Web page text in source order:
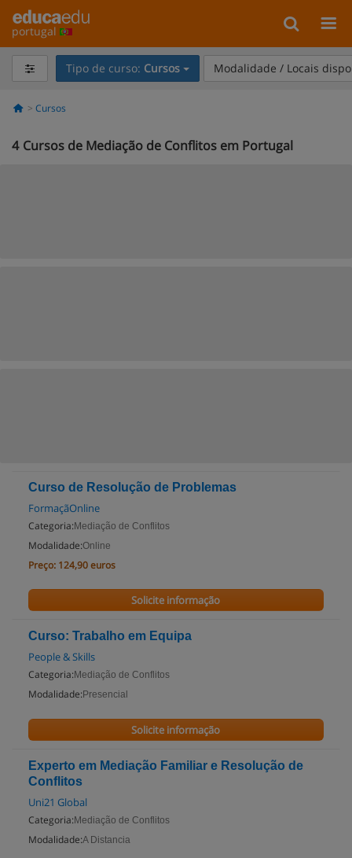
portugal
Tipo de curso: Cursos Modalidade / Locais
Cursos
4 Cursos de Mediação de Conflitos em Portugal
Curso de Resolução de Problemas
FormaçãOnline
Categoria: Mediação de Conflitos
Modalidade:Online
Preço: 124,90 euros
Solicite informação
Curso: Trabalho em Equipa
People & Skills
Categoria: Mediação de Conflitos
Modalidade: Presencial
Solicite informação
Experto em Mediação Familiar e Resolução de
Conflitos
Uni21 Global
Categoria: Mediação de Conflitos
Modalidade:A Distancia